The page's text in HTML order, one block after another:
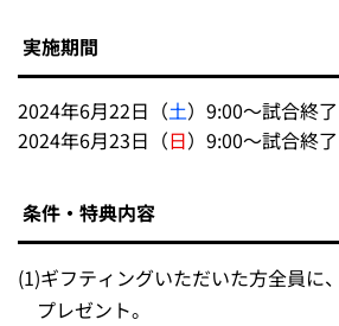
実施期間
2024年6月22日（土）9:00～試合終
2024年6月23日（日）9:00～試合終
条件・特典内容
(1)ギフティングいただいた方全員に
プレゼント。